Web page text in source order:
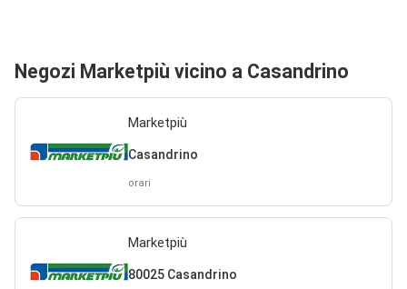
Negozi Marketpiù vicino a Casandrino
Marketpiù
Casandrino
orari
Marketpiù
80025 Casandrino